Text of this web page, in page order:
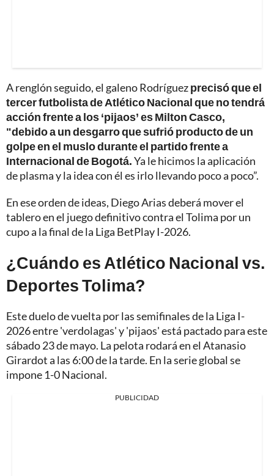
A renglón seguido, el galeno Rodríguezprecisó que el
tercer futbolista de Atlético Nacional que no tendrá
acción frente a los ‘pijaos’ es Milton Casco,
"debido a un desgarro que sufrió producto de un
golpe en el muslo durante el partido frente a
Internacional de Bogotá.Ya le hicimos la aplicación
de plasma y la idea con él es irlo llevando poco a poco”.
En ese orden de ideas, Diego Arias deberá mover el
tablero en el juego definitivo contra el Tolima por un
cupo a la final de la Liga BetPlay I-2026.
¿Cuándo es Atlético Nacional vs.
Deportes Tolima?
Este duelo de vuelta por las semifinales de la Liga I-
2026 entre 'verdolagas' y 'pijaos' está pactado para este
sábado 23 de mayo. La pelota rodará en el Atanasio
Girardot a las 6:00 de la tarde. En la serie global se
impone 1-0 Nacional.
PUBLICIDAD